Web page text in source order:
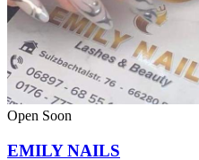
Open Soon
EMILY NAILS